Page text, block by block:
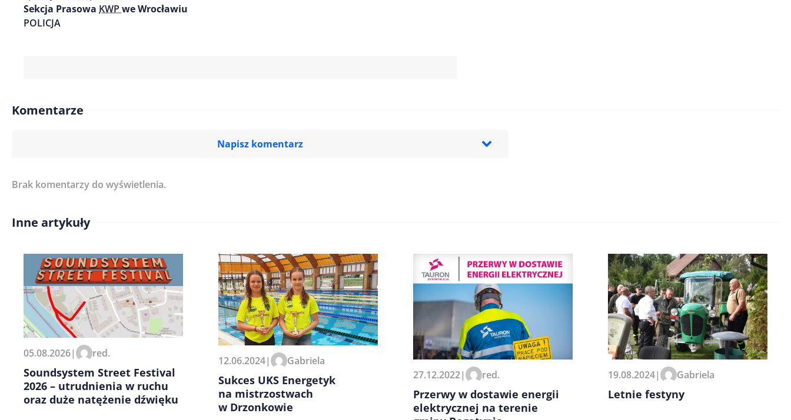
Sekcja Prasowa KWP we Wrocławiu
POLICJA
Komentarze
Napisz komentarz
Imię/ Nick*
Zapamiętaj moje dane w tej przeglądarce podczas pisania
kolejnych komentarzy.
Brak komentarzy do wyświetlenia.
Inne artykuły
05.08.2026| red.
Soundsystem Street Festival
2026 – utrudnienia w ruchu
oraz duże natężenie dźwięku
12.06.2024| Gabriela
Sukces UKS Energetyk
na mistrzostwach
w Drzonkowie
27.12.2022| red.
Przerwy w dostawie energii
elektrycznej na terenie
19.08.2024| Gabriela
Letnie festyny